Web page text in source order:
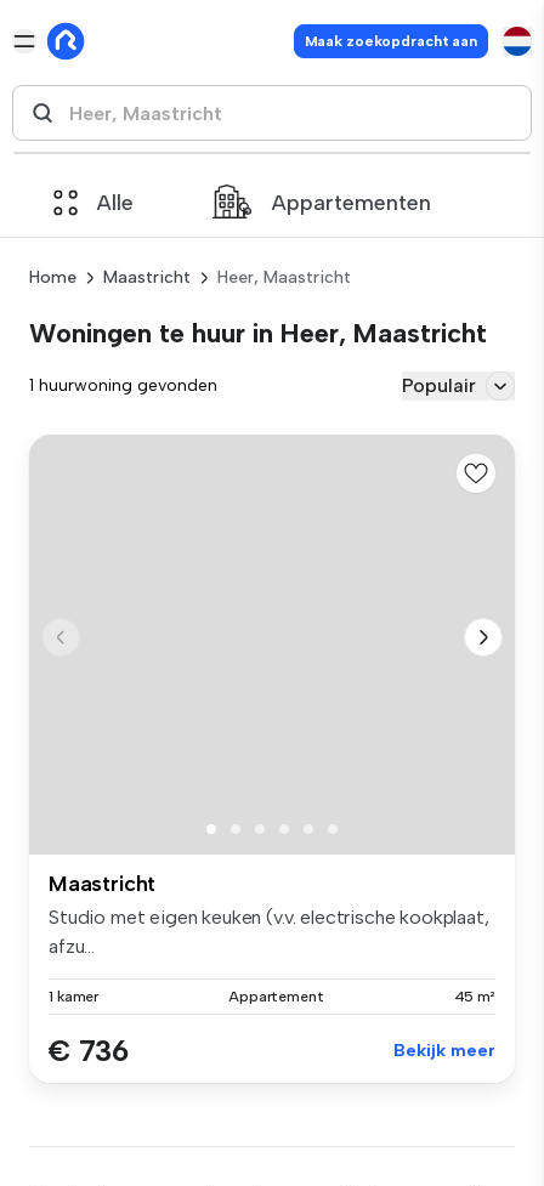
Maak zoekopdracht aan
Alle Appartementen
Home Maastricht Heer, Maastricht
Woningen te huur in Heer, Maastricht
1 huurwoning gevonden Populair
Maastricht
Studio met eigen keuken (v.v. electrische kookplaat,
afzu...
1 kamer Appartement 45 m²
€ 736 Bekijk meer